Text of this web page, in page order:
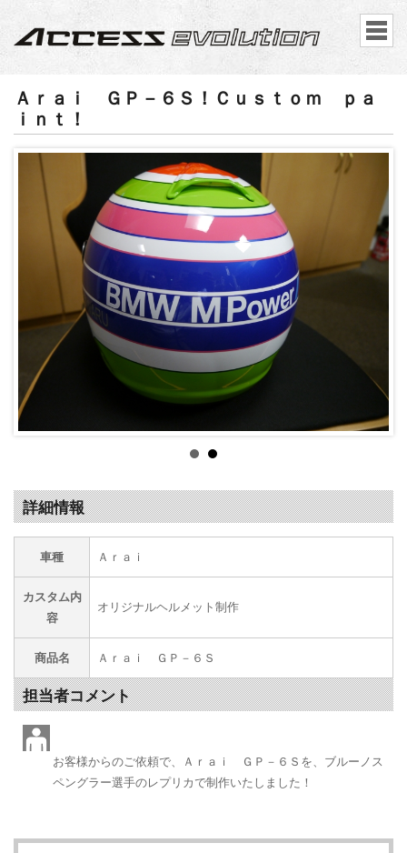
Ａｒａｉ ＧＰ－６Ｓ！Ｃｕｓｔｏｍ ｐａ
ｉｎｔ！
詳細情報
車種 Ａｒａｉ
カスタム内
容
オリジナルヘルメット制作
商品名 Ａｒａｉ ＧＰ－６Ｓ
担当者コメント
お客様からのご依頼で、Ａｒａｉ ＧＰ－６Ｓを、ブルーノス
ペングラー選手のレプリカで制作いたしました！